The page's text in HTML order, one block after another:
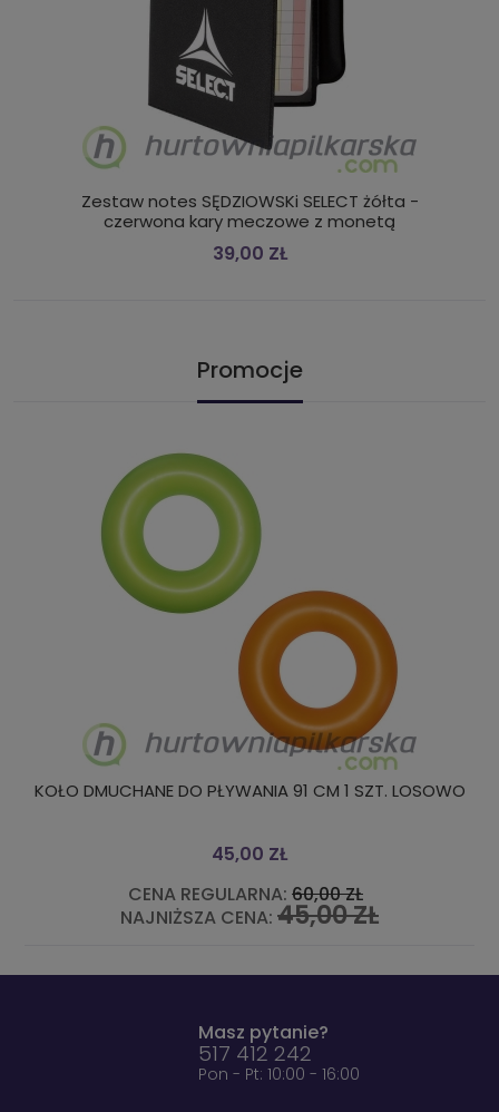
Zestaw notes SĘDZIOWSKi SELECT żółta -
czerwona kary meczowe z monetą
39,00 ZŁ
Promocje
KOŁO DMUCHANE DO PŁYWANIA 91 CM 1 SZT. LOSOWO
45,00 ZŁ
CENA REGULARNA: 60,00 ZŁ
NAJNIŻSZA CENA: 45,00 ZŁ
Masz pytanie?
517 412 242
Pon - Pt: 10:00 - 16:00